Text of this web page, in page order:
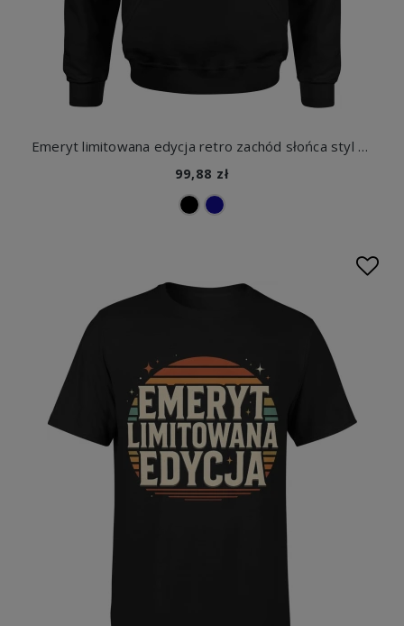
Emeryt limitowana edycja retro zachód słońca styl vintage klasyczny chill vibe Męska bluza z kapturem
99,88 zł